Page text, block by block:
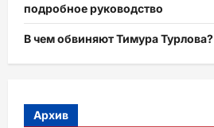
подробное руководство
В чем обвиняют Тимура Турлова?
Архив